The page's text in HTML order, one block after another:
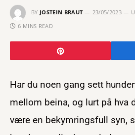
BY JOSTEIN BRAUT 23/05/2023
6 MINS READ
Har du noen gang sett
mellom beina, og lurt på hva
være en bekymringsfull syn,